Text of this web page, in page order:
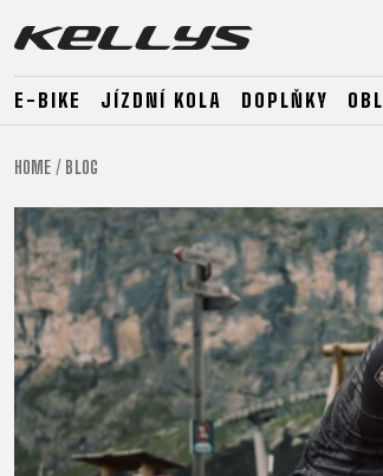
E-BIKE JÍZDNÍ KOLA DOPLŇKY
HORSKÁ
TOUR
GRAVEL
URBAN
JUNIOR
DOWNHILL
ENDURO
TRAIL
XC
DIRT
HOME BLOG